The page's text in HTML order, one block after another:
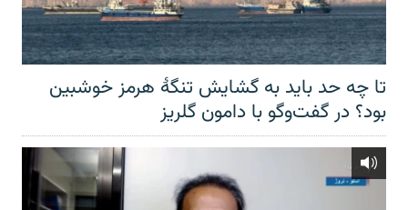
تا چه حد باید به گشایش تنگهٔ هرمز خوشبین
بود؟ در گفت‌وگو با دامون گلریز